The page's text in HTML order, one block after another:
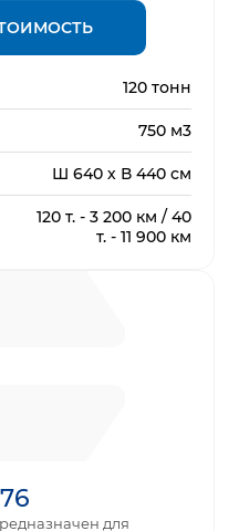
120 тонн
750 м3
Ш 640 х В 440 см
120 т. - 3 200 км / 40
т. - 11 900 км
для